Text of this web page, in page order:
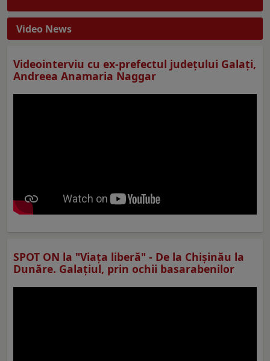
Video News
Videointerviu cu ex-prefectul judeţului Galaţi,
Andreea Anamaria Naggar
SPOT ON la "Viaţa liberă" - De la Chișinău la
Dunăre. Galațiul, prin ochii basarabenilor